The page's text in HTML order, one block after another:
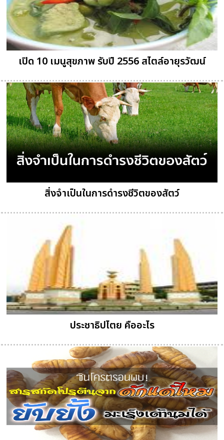
เปิด 10 เมนูสุขภาพ รับปี 2556 สไตล์อายุรวัฒน์
สิ่งจำเป็นในการดำรงชีวิตของสัตว์
ประชาธิปไตย คืออะไร